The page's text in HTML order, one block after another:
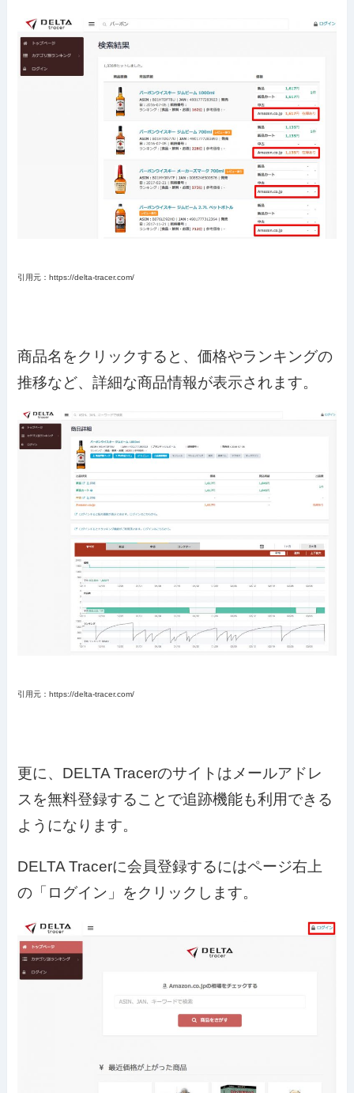
引用元：https://delta-tracer.com/
商品名をクリックすると、価格やランキングの
推移など、詳細な商品情報が表示されます。
引用元：https://delta-tracer.com/
更に、DELTA Tracerのサイトはメールアドレ
スを無料登録することで追跡機能も利用できる
ようになります。
DELTA Tracerに会員登録するにはページ右上
の「ログイン」をクリックします。